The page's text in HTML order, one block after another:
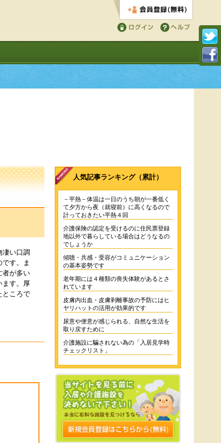
会員登録する
い口調
す。ま
者が多い
ます。厚
ところで
人気記事ランキング（累計）
－平熱－体温は一日のうち朝が一番低く
て夕方から夜（就寝前）に高くなるので
計っておきたい平熱４回
介護保険の認定を受けるのに住民票登録
地以外で暮らしている場合はどうなるの
でしょうか
傾聴・共感・受容がコミュニケーション
の基本姿勢です
老年期には４種類の喪失体験があるとさ
れています
皮膚内出血・皮膚剥離事故の予防にはヒ
ヤリハットの活用が効果的です
尿意や便意が感じられる、自然な生活を
取り戻すために
介護施設に騙されない為の「入居見学時
チェックリスト」